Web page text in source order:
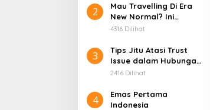
2
Mau Travelling Di Era
New Normal? Ini
Beberapa Hal Yang
Persiapkan!
4316 Dilihat
3
Tips Jitu Atasi Trust
Issue dalam Hubungan,
Dijamin Ampuh!
2416 Dilihat
4
Emas Pertama
Indonesia